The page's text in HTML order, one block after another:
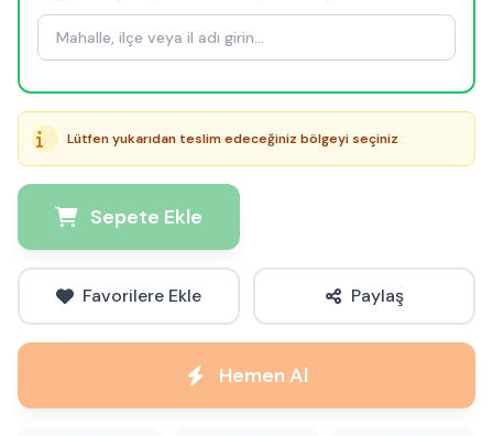
Lütfen yukarıdan teslim edeceğiniz bölgeyi seçiniz
Sepete Ekle
Favorilere Ekle Paylaş
Hemen Al